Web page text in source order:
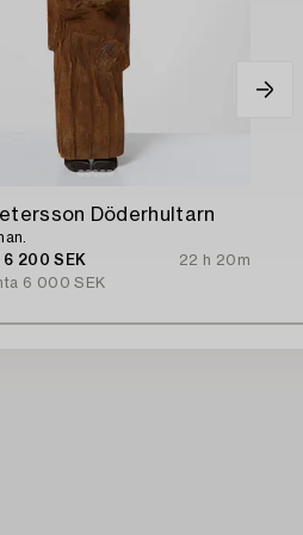
Döderhultarn
6 200 SEK
22 h 20m
6 000 SEK